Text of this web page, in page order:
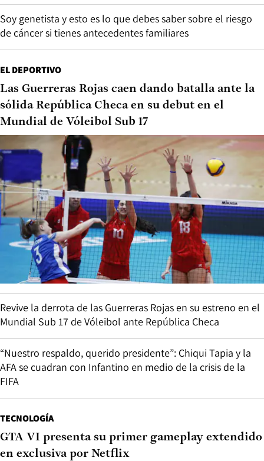
Soy genetista y esto es lo que debes saber sobre el riesgo
de cáncer si tienes antecedentes familiares
EL DEPORTIVO
Las Guerreras Rojas caen dando batalla ante la
sólida República Checa en su debut en el
Mundial de Vóleibol Sub 17
Revive la derrota de las Guerreras Rojas en su estreno en el
Mundial Sub 17 de Vóleibol ante República Checa
“Nuestro respaldo, querido presidente”: Chiqui Tapia y la
AFA se cuadran con Infantino en medio de la crisis de la
FIFA
TECNOLOGÍA
GTA VI presenta su primer gameplay extendido
en exclusiva por Netflix